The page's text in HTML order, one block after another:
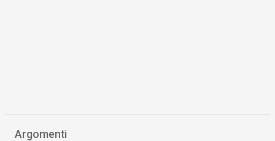
Argomenti